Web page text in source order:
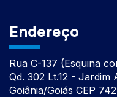
Endereço
Rua C-137 (Esquina
Qd. 302 Lt.12 - Jardim
Goiânia/Goiás CEP